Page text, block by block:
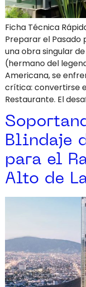
Ficha Técnica
Preparar el Pasado
una obra singular
(hermano del
Americana, se
crítica: convertirse
Restaurante. El
Blindaje
para el
Alto de